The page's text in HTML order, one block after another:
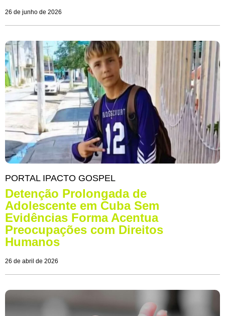
26 de junho de 2026
PORTAL IPACTO GOSPEL
Detenção Prolongada de
Adolescente em Cuba Sem
Evidências Forma Acentua
Preocupações com Direitos
Humanos
26 de abril de 2026